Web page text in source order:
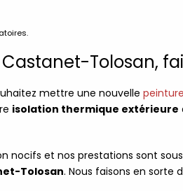
Tolosan,
mettre une nouvelle
isolation thermique extérieure
et nos prestations sont
Tolosan. Nous faisons en sorte